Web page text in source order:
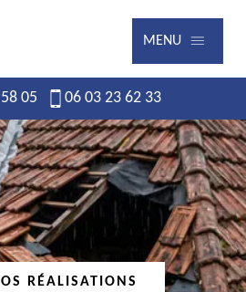
MENU
05 06 03 23 62 33
RÉALISATIONS